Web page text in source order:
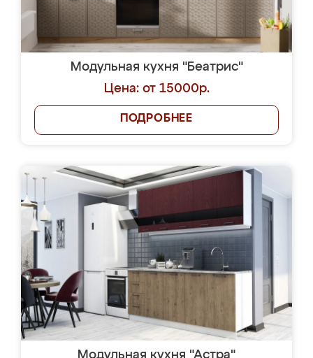
Модульная кухня "Беатрис"
Цена: от 15000р.
ПОДРОБНЕЕ
Модульная кухня "Астра"